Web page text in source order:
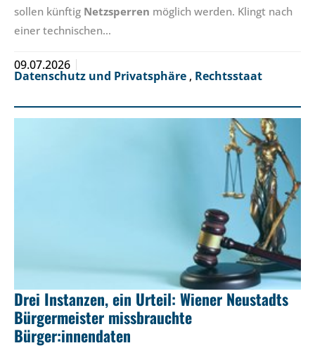
sollen künftig Netzsperren möglich werden. Klingt nach
einer technischen…
09.07.2026
Datenschutz und Privatsphäre , Rechtsstaat
Drei Instanzen, ein Urteil: Wiener Neustadts
Bürgermeister missbrauchte
Bürger:innendaten